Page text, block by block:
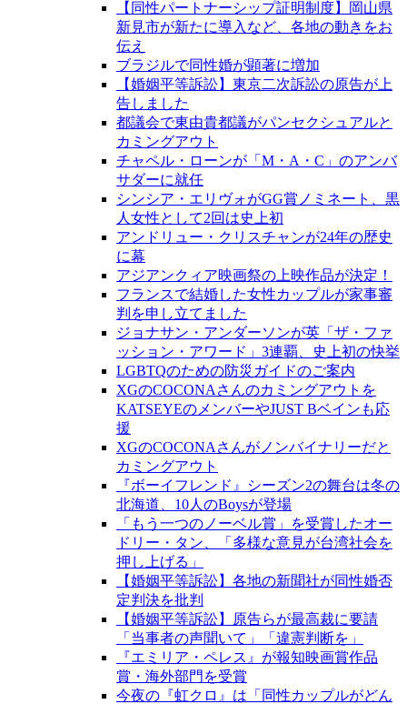
【同性パートナーシップ証明制度】岡山県
新見市が新たに導入など、各地の動きをお
伝え
ブラジルで同性婚が顕著に増加
【婚姻平等訴訟】東京二次訴訟の原告が上
告しました
都議会で東由貴都議がパンセクシュアルと
カミングアウト
チャペル・ローンが「M・A・C」のアンバ
サダーに就任
シンシア・エリヴォがGG賞ノミネート、黒
人女性として2回は史上初
アンドリュー・クリスチャンが24年の歴史
に幕
アジアンクィア映画祭の上映作品が決定！
フランスで結婚した女性カップルが家事審
判を申し立てました
ジョナサン・アンダーソンが英「ザ・ファ
ッション・アワード」3連覇、史上初の快挙
LGBTQのための防災ガイドのご案内
XGのCOCONAさんのカミングアウトを
KATSEYEのメンバーやJUST Bベインも応
援
XGのCOCONAさんがノンバイナリーだと
カミングアウト
『ボーイフレンド』シーズン2の舞台は冬の
北海道、10人のBoysが登場
「もう一つのノーベル賞」を受賞したオー
ドリー・タン、「多様な意見が台湾社会を
押し上げる」
【婚姻平等訴訟】各地の新聞社が同性婚否
定判決を批判
【婚姻平等訴訟】原告らが最高裁に要請
「当事者の声聞いて」「違憲判断を」
『エミリア・ペレス』が報知映画賞作品
賞・海外部門を受賞
今夜の『虹クロ』は「同性カップルがどん